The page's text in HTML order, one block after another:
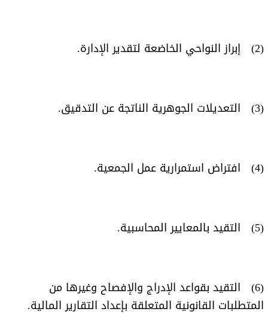
(2) إبراز النواحي الخاضعة لتقدير الإدارة.
(3) التعديلات الجوهرية الناتجة عن التدقيق.
(4) افتراض استمرارية عمل الجمعية.
(5) التقيد بالمعايير المحاسبية.
(6) التقيد بقواعد الإدراج والإفصاح وغيرها من
المتطلبات القانونية المتعلقة بإعداد التقارير المالية.